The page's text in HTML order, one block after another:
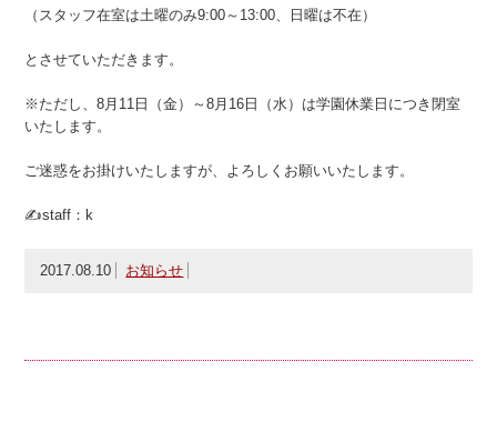
（スタッフ在室は土曜のみ9:00～13:00、日曜は不在）
とさせていただきます。
※ただし、8月11日（金）～8月16日（水）は学園休業日につき閉室
いたします。
ご迷惑をお掛けいたしますが、よろしくお願いいたします。
✍staff：k
2017.08.10 お知らせ